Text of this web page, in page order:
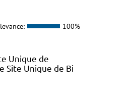
100%
Unique de
Site Unique de Bi